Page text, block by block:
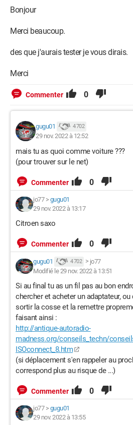
Bonjour
Merci beaucoup.
des que j'aurais tester je vous dirais.
Merci
Commenter 0
gugu01 4 702
29 nov. 2022 à 12:52
mais tu as quoi comme voiture ???
(pour trouver sur le net)
Commenter 0
jo77> gugu01
29 nov. 2022 à 13:17
Citroen saxo
Commenter 0
gugu01 4 702 > jo77
Modifié le 29 nov. 2022 à 13:51
Si au final tu as un fil pas au bon
chercher et acheter un adaptateur,
sortir la cosse et la remettre
faisant ainsi :
http://antique-autoradio-
madness.org/conseils_techn/
ISOconnect_8.htm
(si déplacement s'en rappeler au
correspond plus au risque de ...)
Commenter 0
jo77> gugu01
29 nov. 2022 à 13:55